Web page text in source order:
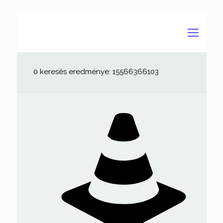
0 keresés eredménye: 15566366103